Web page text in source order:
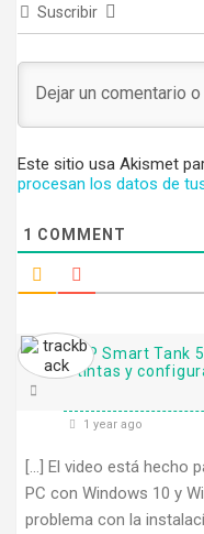
Suscribir
Este sitio usa Akismet
procesan los datos de
1 COMMENT
HP Smart Tank
tintas y
1 year ago
[…] El video está hecho
PC con Windows 10 y
problema con la